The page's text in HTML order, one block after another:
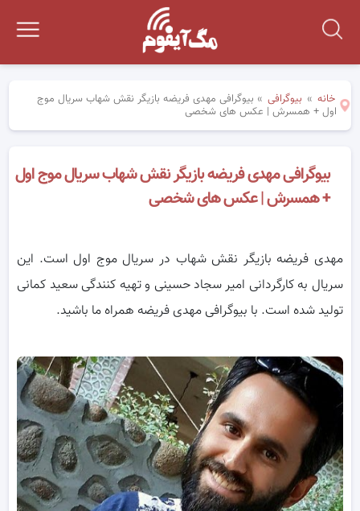
خانه » بیوگرافی » بیوگرافی مهدی فریضه بازیگر نقش شهاب سریال موج
اول + همسرش | عکس های شخصی
بیوگرافی مهدی فریضه بازیگر نقش شهاب سریال موج اول
+ همسرش | عکس های شخصی
مهدی فریضه بازیگر نقش شهاب در سریال موج اول است. این
سریال به کارگردانی امیر سجاد حسینی و تهیه کنندگی سعید کمانی
تولید شده است. با بیوگرافی مهدی فریضه همراه ما باشید.